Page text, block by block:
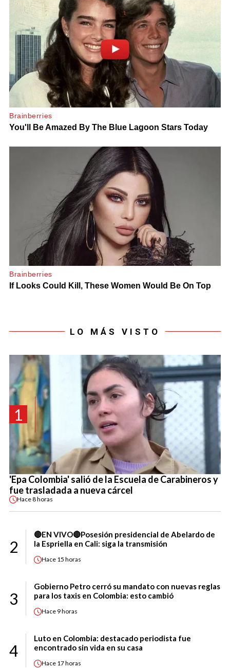
LO MÁS VISTO
1
'Epa Colombia' salió de la Escuela de Carabineros y
fue trasladada a nueva cárcel
Hace8 horas
2
🔴EN VIVO🔴Posesión presidencial de Abelardo de
la Espriella en Cali: siga la transmisión
Hace 15 horas
3
Gobierno Petro cerró su mandato con nuevas reglas
para los taxis en Colombia: esto cambió
Hace 9 horas
4
Luto en Colombia: destacado periodista fue
encontrado sin vida en su casa
Hace 17 horas